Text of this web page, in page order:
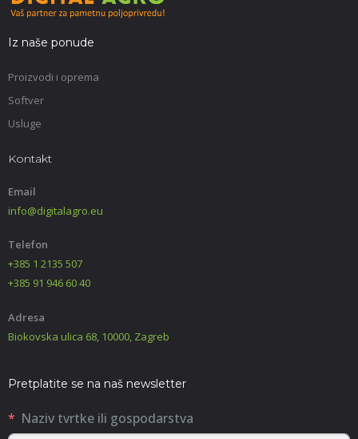
Iz naše ponude
Proizvodi i oprema
Softver
Usluge
Kontakt
Email
info@digitalagro.eu
Telefon
+385 1 2135 507
+385 91 946 60 40
Adresa
Biokovska ulica 68, 10000, Zagreb
Pretplatite se na naš newsletter
Naziv tvrtke ili gospodarstva